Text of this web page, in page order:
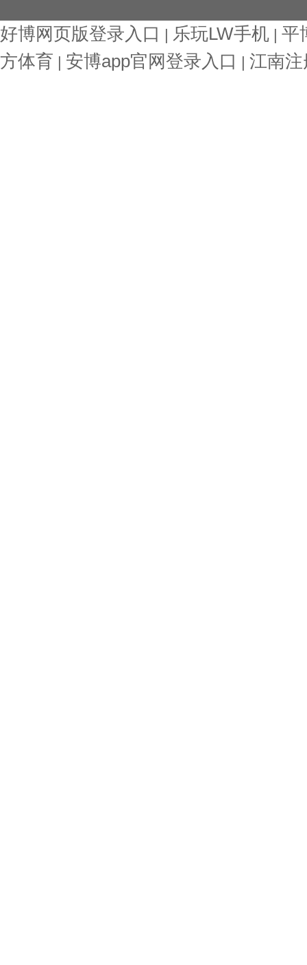
好博网页版登录入口 | 乐玩LW手机 | 平
方体育 | 安博app官网登录入口 | 江南